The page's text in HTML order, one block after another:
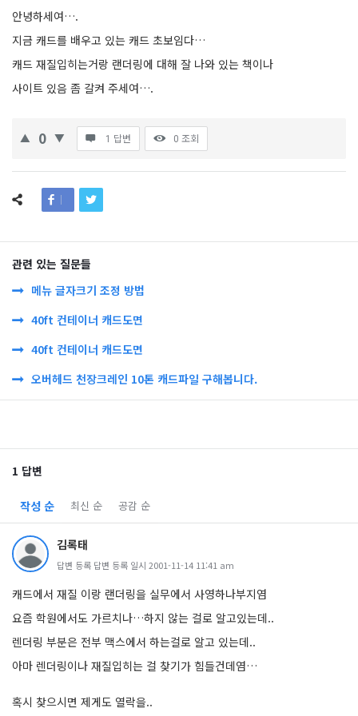
안녕하세여….
지금 캐드를 배우고 있는 캐드 초보임다…
캐드 재질입히는거랑 랜더링에 대해 잘 나와 있는 책이나
사이트 있음 좀 갈켜 주세여….
0 1 답변 0 조회
관련 있는 질문들
메뉴 글자크기 조정 방법
40ft 컨테이너 캐드도면
40ft 컨테이너 캐드도면
오버헤드 천장크레인 10톤 캐드파일 구해봅니다.
1 답변
작성 순 최신 순 공감 순
김록태
답변 등록 답변 등록 일시 2001-11-14 11:41 am
캐드에서 재질 이랑 랜더링을 실무에서 사영하나부지염
요즘 학원에서도 가르치나…하지 않는 걸로 알고있는데..
렌더링 부분은 전부 맥스에서 하는걸로 알고 있는데..
아마 렌더링이나 재질입히는 걸 찾기가 힘들건데염…
혹시 찾으시면 제게도 열락을..